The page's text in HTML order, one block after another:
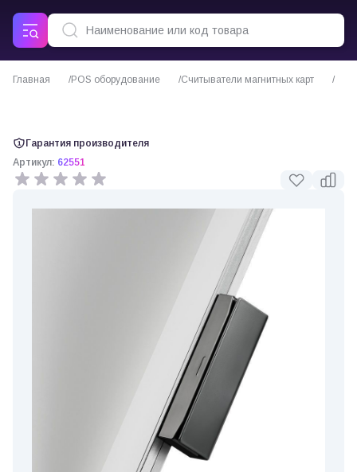
Главная POS оборудование
Считыватели магнитных карт
Гарантия производителя
Артикул: 62551